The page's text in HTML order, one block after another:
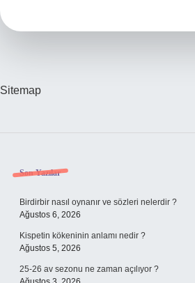
Sitemap
Sidebar
Son Yazılar
Birdirbir nasıl oynanır ve sözleri nelerdir ?
Ağustos 6, 2026
Kispetin kökeninin anlamı nedir ?
Ağustos 5, 2026
25-26 av sezonu ne zaman açılıyor ?